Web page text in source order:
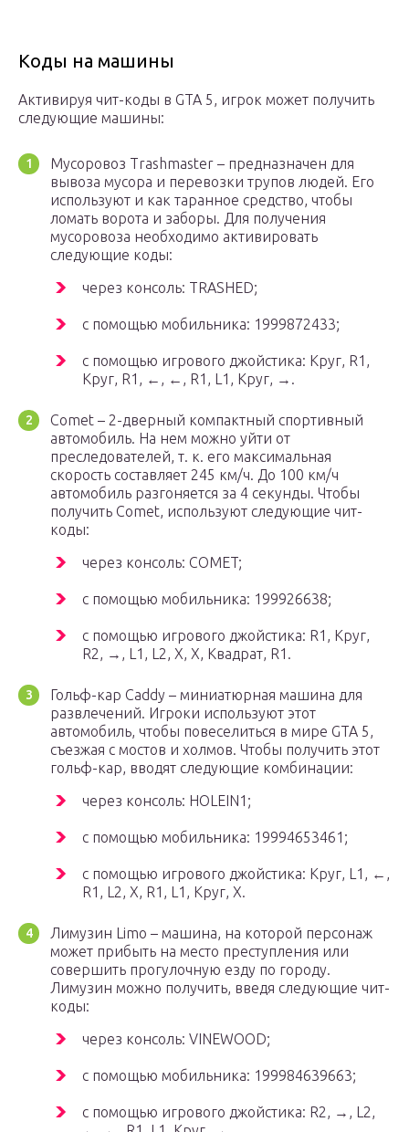
Коды на машины
Активируя чит-коды в GTA 5, игрок может получить
следующие машины:
Мусоровоз Trashmaster – предназначен для
вывоза мусора и перевозки трупов людей. Его
используют и как таранное средство, чтобы
ломать ворота и заборы. Для получения
мусоровоза необходимо активировать
следующие коды:
через консоль: TRASHED;
с помощью мобильника: 1999872433;
с помощью игрового джойстика: Круг, R1,
Круг, R1, ←, ←, R1, L1, Круг, →.
Comet – 2-дверный компактный спортивный
автомобиль. На нем можно уйти от
преследователей, т. к. его максимальная
скорость составляет 245 км/ч. До 100 км/ч
автомобиль разгоняется за 4 секунды. Чтобы
получить Comet, используют следующие чит-
коды:
через консоль: COMET;
с помощью мобильника: 199926638;
с помощью игрового джойстика: R1, Круг,
R2, →, L1, L2, X, X, Квадрат, R1.
Гольф-кар Caddy – миниатюрная машина для
развлечений. Игроки используют этот
автомобиль, чтобы повеселиться в мире GTA 5,
съезжая с мостов и холмов. Чтобы получить этот
гольф-кар, вводят следующие комбинации:
через консоль: HOLEIN1;
с помощью мобильника: 19994653461;
с помощью игрового джойстика: Круг, L1, ←,
R1, L2, X, R1, L1, Круг, X.
Лимузин Limo – машина, на которой персонаж
может прибыть на место преступления или
совершить прогулочную езду по городу.
Лимузин можно получить, введя следующие чит-
коды:
через консоль: VINEWOOD;
с помощью мобильника: 199984639663;
с помощью игрового джойстика: R2, →, L2,